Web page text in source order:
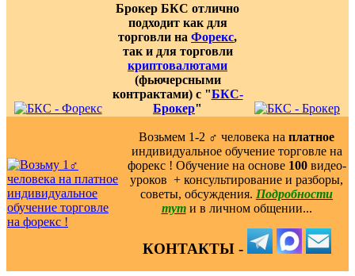
Брокер БКС отлично
подходит как для
торговли на Форекс,
так и для торговли
криптовалютами
(фьючерсными
контрактами) с "БКС-
Брокер"
Возьмем 1-2 ‍♂️ человека на платное
индивидуальное обучение торговле на
форекс ! Обучение на основе 100видео-
уроков ️ + консультирование и разборы,
советы, обсуждения. Подробности
тут и в личном общении...
КОНТАКТЫ -